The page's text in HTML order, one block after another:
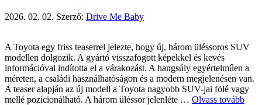
2026. 02. 02. Szerző: Drive Me Baby
A Toyota egy friss teaserrel jelezte, hogy új, három üléssoros SUV
modellen dolgozik. A gyártó visszafogott képekkel és kevés
információval indította el a várakozást. A hangsúly egyértelműen a
méreten, a családi használhatóságon és a modern megjelenésen van.
A teaser alapján az új modell a Toyota nagyobb SUV-jai fölé vagy
mellé pozícionálható. A három üléssor jelenléte … Olvass tovább